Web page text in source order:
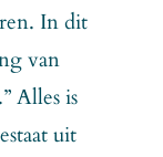
In dit
van
Alles is
uit